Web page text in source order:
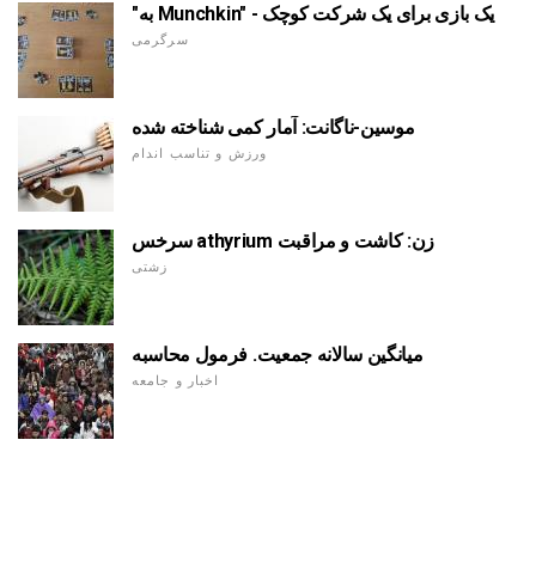
"به Munchkin" - یک بازی برای یک شرکت کوچک
سرگرمی
موسین-ناگانت: آمار کمی شناخته شده
ورزش و تناسب اندام
سرخس athyrium زن: کاشت و مراقبت
زشتی
میانگین سالانه جمعیت. فرمول محاسبه
اخبار و جامعه